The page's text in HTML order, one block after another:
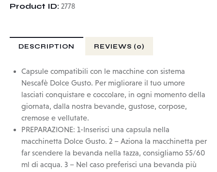
Product ID: 2778
DESCRIPTION REVIEWS (0)
Capsule compatibili con le macchine con sistema
Nescafè Dolce Gusto. Per migliorare il tuo umore
lasciati conquistare e coccolare, in ogni momento della
giornata, dalla nostra bevande, gustose, corpose,
cremose e vellutate.
PREPARAZIONE: 1-Inserisci una capsula nella
macchinetta Dolce Gusto. 2 – Aziona la macchinetta per
far scendere la bevanda nella tazza, consigliamo 55/60
ml di acqua. 3 – Nel caso preferisci una bevanda più